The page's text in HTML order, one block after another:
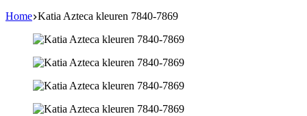
Home Katia Azteca kleuren 7840-7869